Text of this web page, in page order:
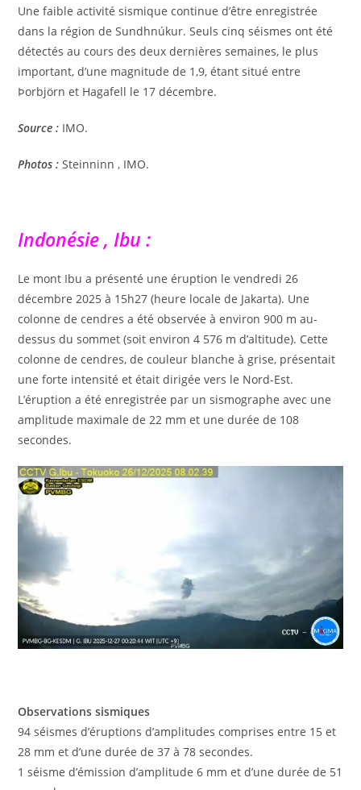
Une faible activité sismique continue d’être enregistrée
dans la région de Sundhnúkur. Seuls cinq séismes ont été
détectés au cours des deux dernières semaines, le plus
important, d’une magnitude de 1,9, étant situé entre
Þorbjörn et Hagafell le 17 décembre.
Source : IMO.
Photos : Steinninn , IMO.
Indonésie , Ibu :
Le mont Ibu a présenté une éruption le vendredi 26
décembre 2025 à 15h27 (heure locale de Jakarta). Une
colonne de cendres a été observée à environ 900 m au-
dessus du sommet (soit environ 4 576 m d’altitude). Cette
colonne de cendres, de couleur blanche à grise, présentait
une forte intensité et était dirigée vers le Nord-Est.
L’éruption a été enregistrée par un sismographe avec une
amplitude maximale de 22 mm et une durée de 108
secondes.
Observations sismiques
94 séismes d’éruptions d’amplitudes comprises entre 15 et
28 mm et d’une durée de 37 à 78 secondes.
1 séisme d’émission d’amplitude 6 mm et d’une durée de 51